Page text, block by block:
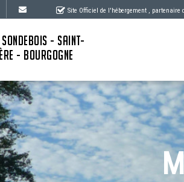
Site Officiel de l'hébergement , partenaire
- SAINT-
- BOURGOGNE